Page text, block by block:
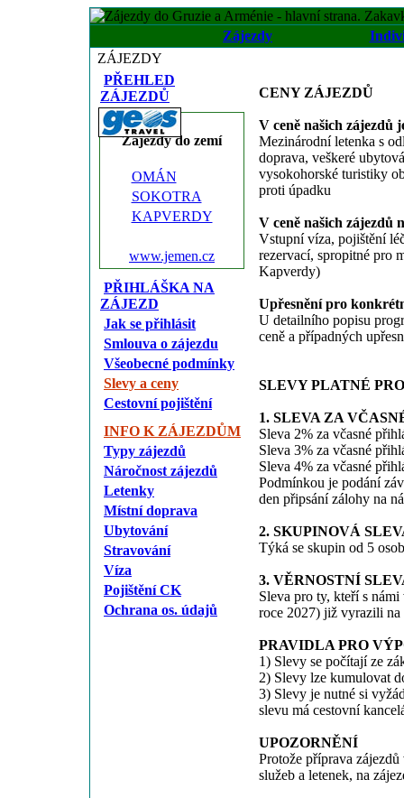
Zájezdy
ZÁJEZDY
PŘEHLED
ZÁJEZDŮ
Zájezdy do zemí
OMÁN
SOKOTRA
KAPVERDY
www.jemen.cz
PŘIHLÁŠKA NA
ZÁJEZD
Jak se přihlásit
Smlouva o zájezdu
Všeobecné podmínky
Slevy a ceny
Cestovní pojištění
INFO K ZÁJEZDŮM
Typy zájezdů
Náročnost zájezdů
Letenky
Místní doprava
Ubytování
Stravování
Víza
Pojištění CK
Ochrana os. údajů
CENY ZÁJEZDŮ
V ceně našich zájezdů
Mezinárodní letenka s
doprava, veškeré
vysokohorské turistiky
proti úpadku
V ceně našich zájezdů
Vstupní víza, pojištění
rezervací, spropitné pro
Kapverdy)
Upřesnění pro
U detailního popisu
ceně a případných
SLEVY PLATNÉ
1. SLEVA ZA
Sleva 2% za včasné
Sleva 3% za včasné
Sleva 4% za včasné
Podmínkou je podání
den připsání zálohy na
2. SKUPINOVÁ
Týká se skupin od 5
3. VĚRNOSTNÍ
Sleva pro ty, kteří s
roce 2027) již vyrazili
PRAVIDLA PRO
1) Slevy se počítají ze
2) Slevy lze kumulovat
3) Slevy je nutné si
slevu má cestovní
UPOZORNĚNÍ
Protože příprava
služeb a letenek, na